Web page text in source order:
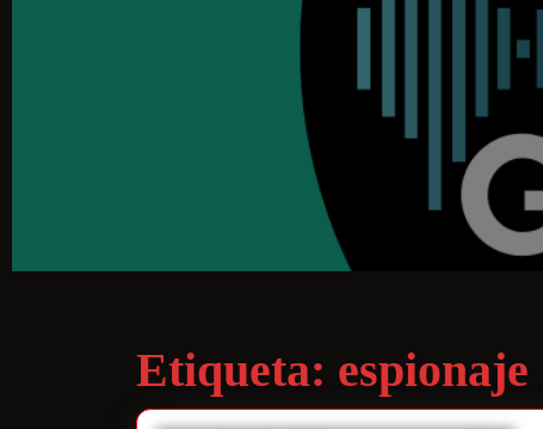
Etiqueta: espionaje